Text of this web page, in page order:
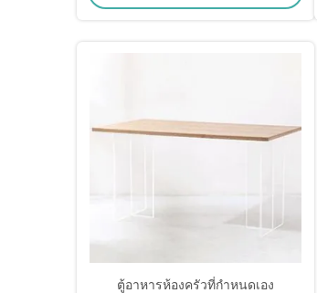
ตู้อาหารห้องครัวที่กําหนดเอง